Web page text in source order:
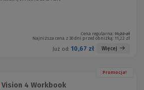
Cena regularna: 11,22 zł
Najniższa cena z 30 dni przed obniżką: 11,22 zł
Już od: 10,67 zł Więcej
Promocja!
Vision 4 Workbook